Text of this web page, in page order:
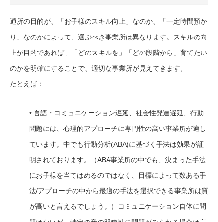
通所の目的が、「お子様のスキル向上」なのか、「一定時間預か
り」なのかによって、選ぶべき事業所は異なります。スキルの向
上が目的であれば、「どのスキルを」「どの段階から」育てたい
のかを明確にすることで、適切な事業所が見えてきます。
たとえば：
• 言語・コミュニケーション遅延、社会性発達遅延、行動
問題には、心理的アプローチに専門性の高い事業所が適し
ています。中でも行動分析(ABA)に基づく手法は効果が証
明されております。（ABA事業所の中でも、決まった手法
にお子様を当てはめるのではなく、目標によって数ある手
法/アプローチの中から最適の手法を選択できる事業所は質
が高いと言えるでしょう。）コミュニケーション自体に問